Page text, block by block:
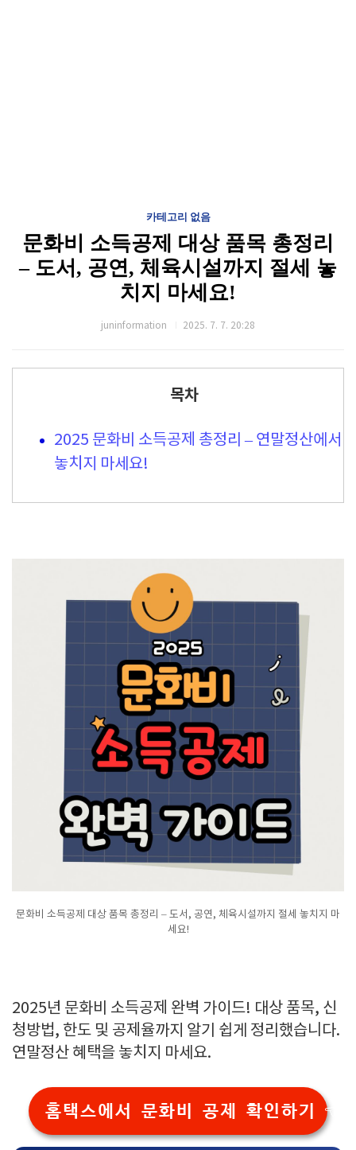
카테고리 없음
문화비 소득공제 대상 품목 총정리
– 도서, 공연, 체육시설까지 절세 놓
치지 마세요!
juninformation 2025. 7. 7. 20:28
목차
2025 문화비 소득공제 총정리 – 연말정산에서
놓치지 마세요!
문화비 소득공제 대상 품목 총정리 – 도서, 공연, 체육시설까지 절세 놓치지 마
세요!
2025년 문화비 소득공제 완벽 가이드! 대상 품목, 신
청방법, 한도 및 공제율까지 알기 쉽게 정리했습니다.
연말정산 혜택을 놓치지 마세요.
홈택스에서 문화비 공제 확인하기 👈